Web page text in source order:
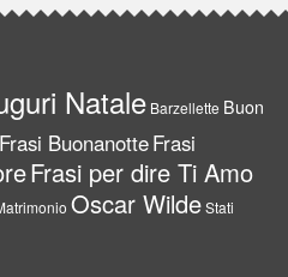
Natale Barzellette Buon
Frasi BuonanotteFrasi
Frasi per dire Ti Amo
Oscar WildeStati